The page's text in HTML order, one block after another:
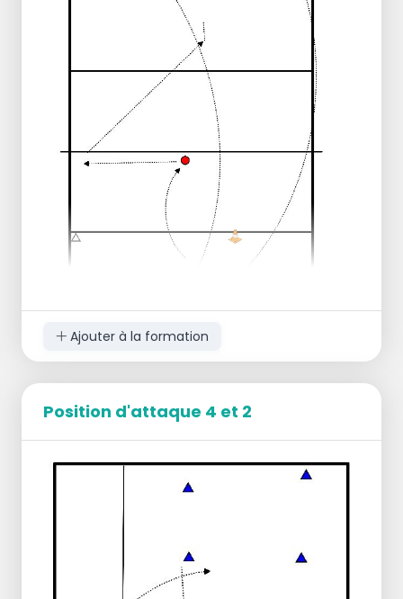
But de l'exercice :
Manipuler rapidement deux ballons
Jouer 2 ballons à la suite et se déplacer
d'une position.
Explication de l'exercice :
Le passeur apprend à passer en diagonale
Ajouter à la formation
Position d'attaque 4 et 2